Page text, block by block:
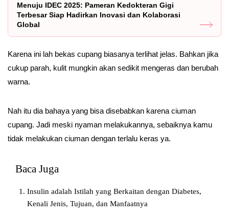
Menuju IDEC 2025: Pameran Kedokteran Gigi
Terbesar Siap Hadirkan Inovasi dan Kolaborasi
Global
Karena ini lah bekas cupang biasanya terlihat jelas. Bahkan jika
cukup parah, kulit mungkin akan sedikit mengeras dan berubah
warna.
Nah itu dia bahaya yang bisa disebabkan karena ciuman
cupang. Jadi meski nyaman melakukannya, sebaiknya kamu
tidak melakukan ciuman dengan terlalu keras ya.
Baca Juga
Insulin adalah Istilah yang Berkaitan dengan Diabetes,
Kenali Jenis, Tujuan, dan Manfaatnya